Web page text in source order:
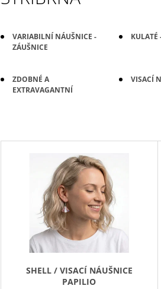
VARIABILNÍ NÁUŠNICE -
ZÁUŠNICE
KULATÉ
ZDOBNÉ A
EXTRAVAGANTNÍ
VISACÍ
V
SHELL / VISACÍ NÁUŠNICE
PAPILIO